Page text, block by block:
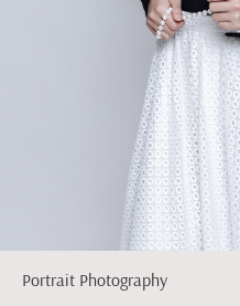
Portrait Photography